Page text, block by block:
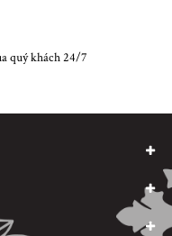
quý khách 24/7